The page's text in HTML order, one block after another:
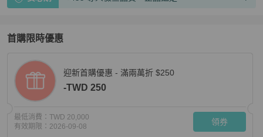
首購限時優惠
迎新首購優惠 - 滿兩萬折 $250
-TWD 250
最低消費： TWD 20,000
有效期限： 2026-09-08 領券